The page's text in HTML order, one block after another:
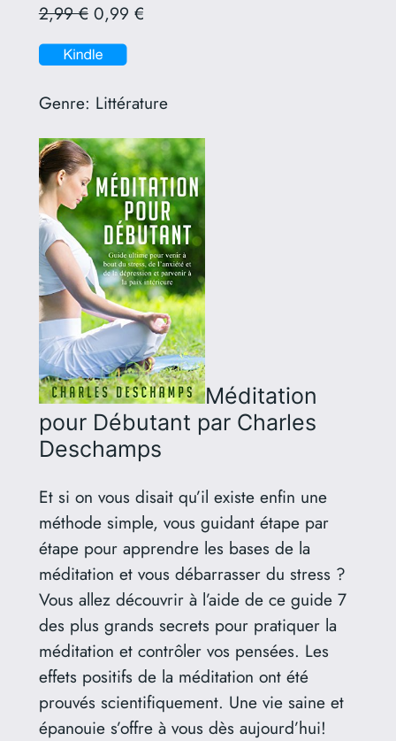
2,99 €0,99 €
Genre: Littérature
Méditation
pour Débutant par Charles
Deschamps
Et si on vous disait qu’il existe enfin une
méthode simple, vous guidant étape par
étape pour apprendre les bases de la
méditation et vous débarrasser du stress ?
Vous allez découvrir à l’aide de ce guide 7
des plus grands secrets pour pratiquer la
méditation et contrôler vos pensées. Les
effets positifs de la méditation ont été
prouvés scientifiquement. Une vie saine et
épanouie s’offre à vous dès aujourd’hui!